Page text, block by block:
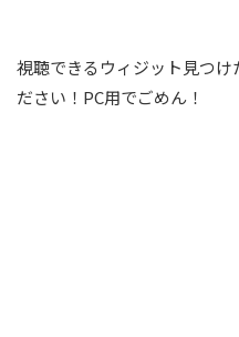
視聴できるウィジット見つ
ださい！PC用でごめん！